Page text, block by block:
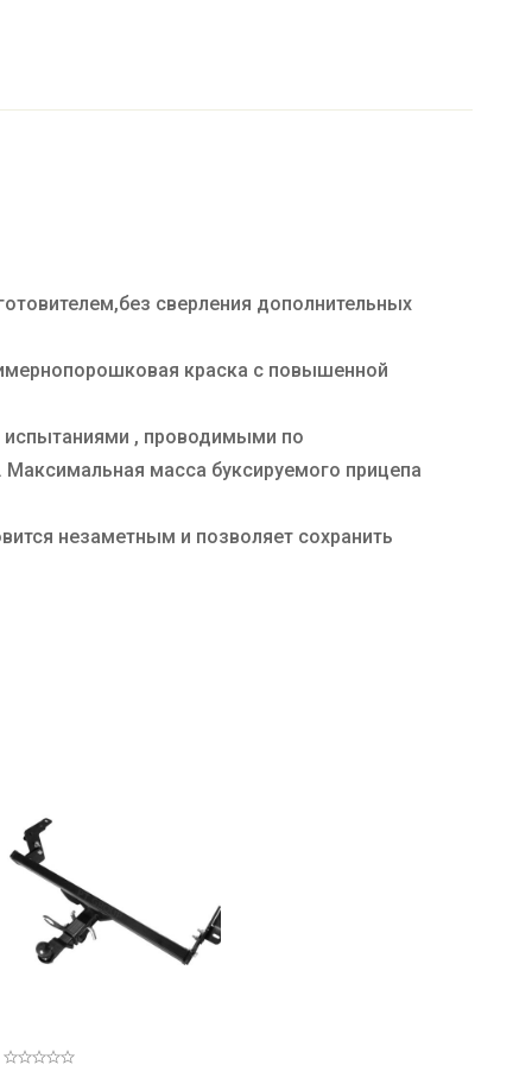
сверления дополнительных
краска с повышенной
испытаниями , проводимыми по
масса буксируемого прицепа
незаметным и позволяет сохранить